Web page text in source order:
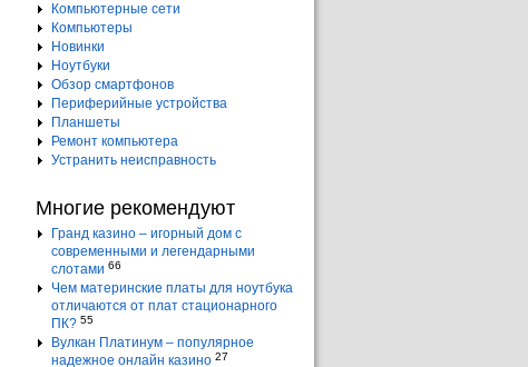
Компьютерные сети
Компьютеры
Новинки
Ноутбуки
Обзор смартфонов
Периферийные устройства
Планшеты
Ремонт компьютера
Устранить неисправность
Многие рекомендуют
Гранд казино – игорный дом с
современными и легендарными
слотами 66
Чем материнские платы для ноутбука
отличаются от плат стационарного
ПК? 55
Вулкан Платинум – популярное
надежное онлайн казино 27